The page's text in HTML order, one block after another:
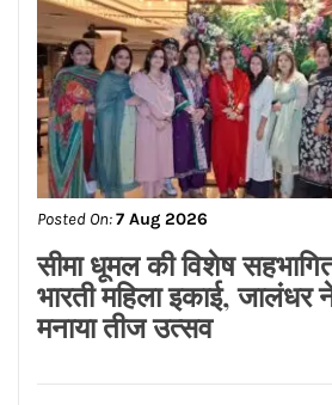
Posted On:7 Aug 2026
सीमा धूमल की विशेष
भारती महिला इकाई, जालंधर
मनाया तीज उत्सव